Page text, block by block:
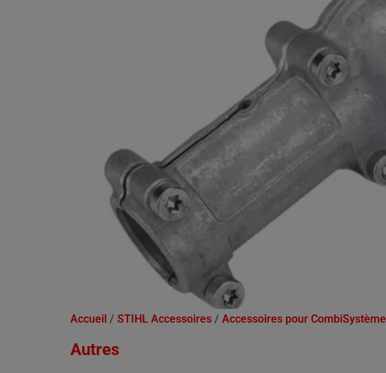
Accueil / STIHL Accessoires / Accessoires pour
Autres